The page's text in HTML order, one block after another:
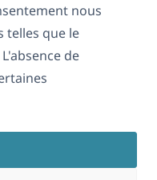
nous
telles que le
de
équipe
fenêtre)
dans
nouvelle